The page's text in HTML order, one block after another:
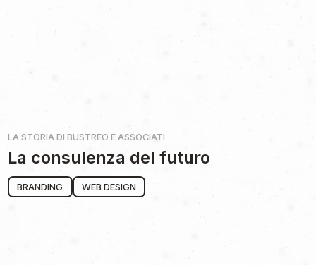
LA STORIA DIBUSTREO E ASSOCIATI
La consulenza del futuro
BRANDING WEB DESIGN